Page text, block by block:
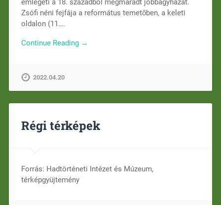
emlegeti a 18. századból megmaradt jobbágyházat.
Zsófi néni fejfája a református temetőben, a keleti
oldalon (11….
Continue Reading →
2022.04.20
Régi térképek
Forrás: Hadtörténeti Intézet és Múzeum,
térképgyüjtemény